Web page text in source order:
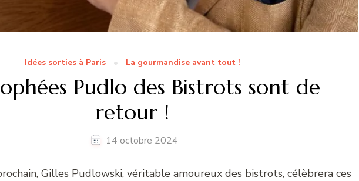
Idées sorties à Paris La gourmandise avant tout !
Pudlo des Bistrots sont de
retour !
14 octobre 2024
Gilles Pudlowski, véritable amoureux des bistrots, célèbrera ces